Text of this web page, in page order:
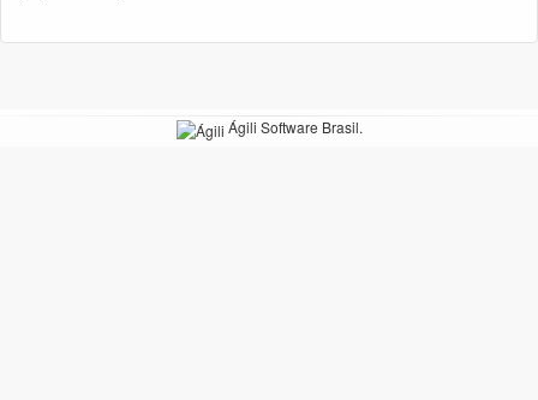
Ágili Software Brasil.